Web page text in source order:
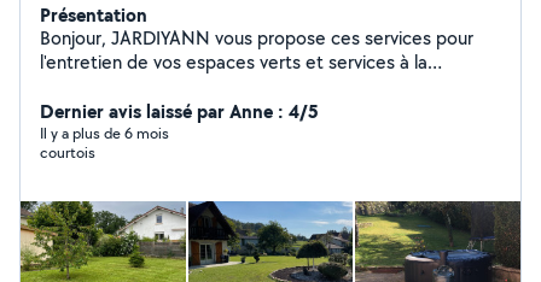
Présentation
Bonjour, JARDIYANN vous propose ces services pour
l'entretien de vos espaces verts et services à la
Taillage de haie,Débroussaillage, Nettoyage de vos
terrasses ou balcon , Désherbage, petit bricolage, aide
pour faire vos courses, sortir vos animaux et leurs
déménagement et tout autres demandes en rapport
avec l'aide à la personne.
Dernier avis laissé par Anne : 4/5
Il y a plus de 6 mois
courtois